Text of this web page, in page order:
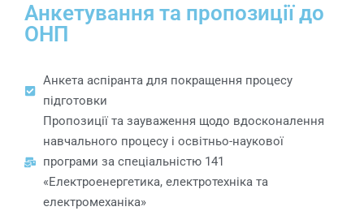
Анкетування та пропозиції до
ОНП
Анкета аспіранта для покращення процесу
підготовки
Пропозиції та зауваження щодо вдосконалення
навчального процесу і освітньо-наукової
програми за спеціальністю 141
«Електроенергетика, електротехніка та
електромеханіка»